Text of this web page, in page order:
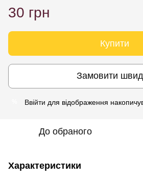
30 грн
Купити
Замовити
Ввійти для відображення
До обраного
Характеристики